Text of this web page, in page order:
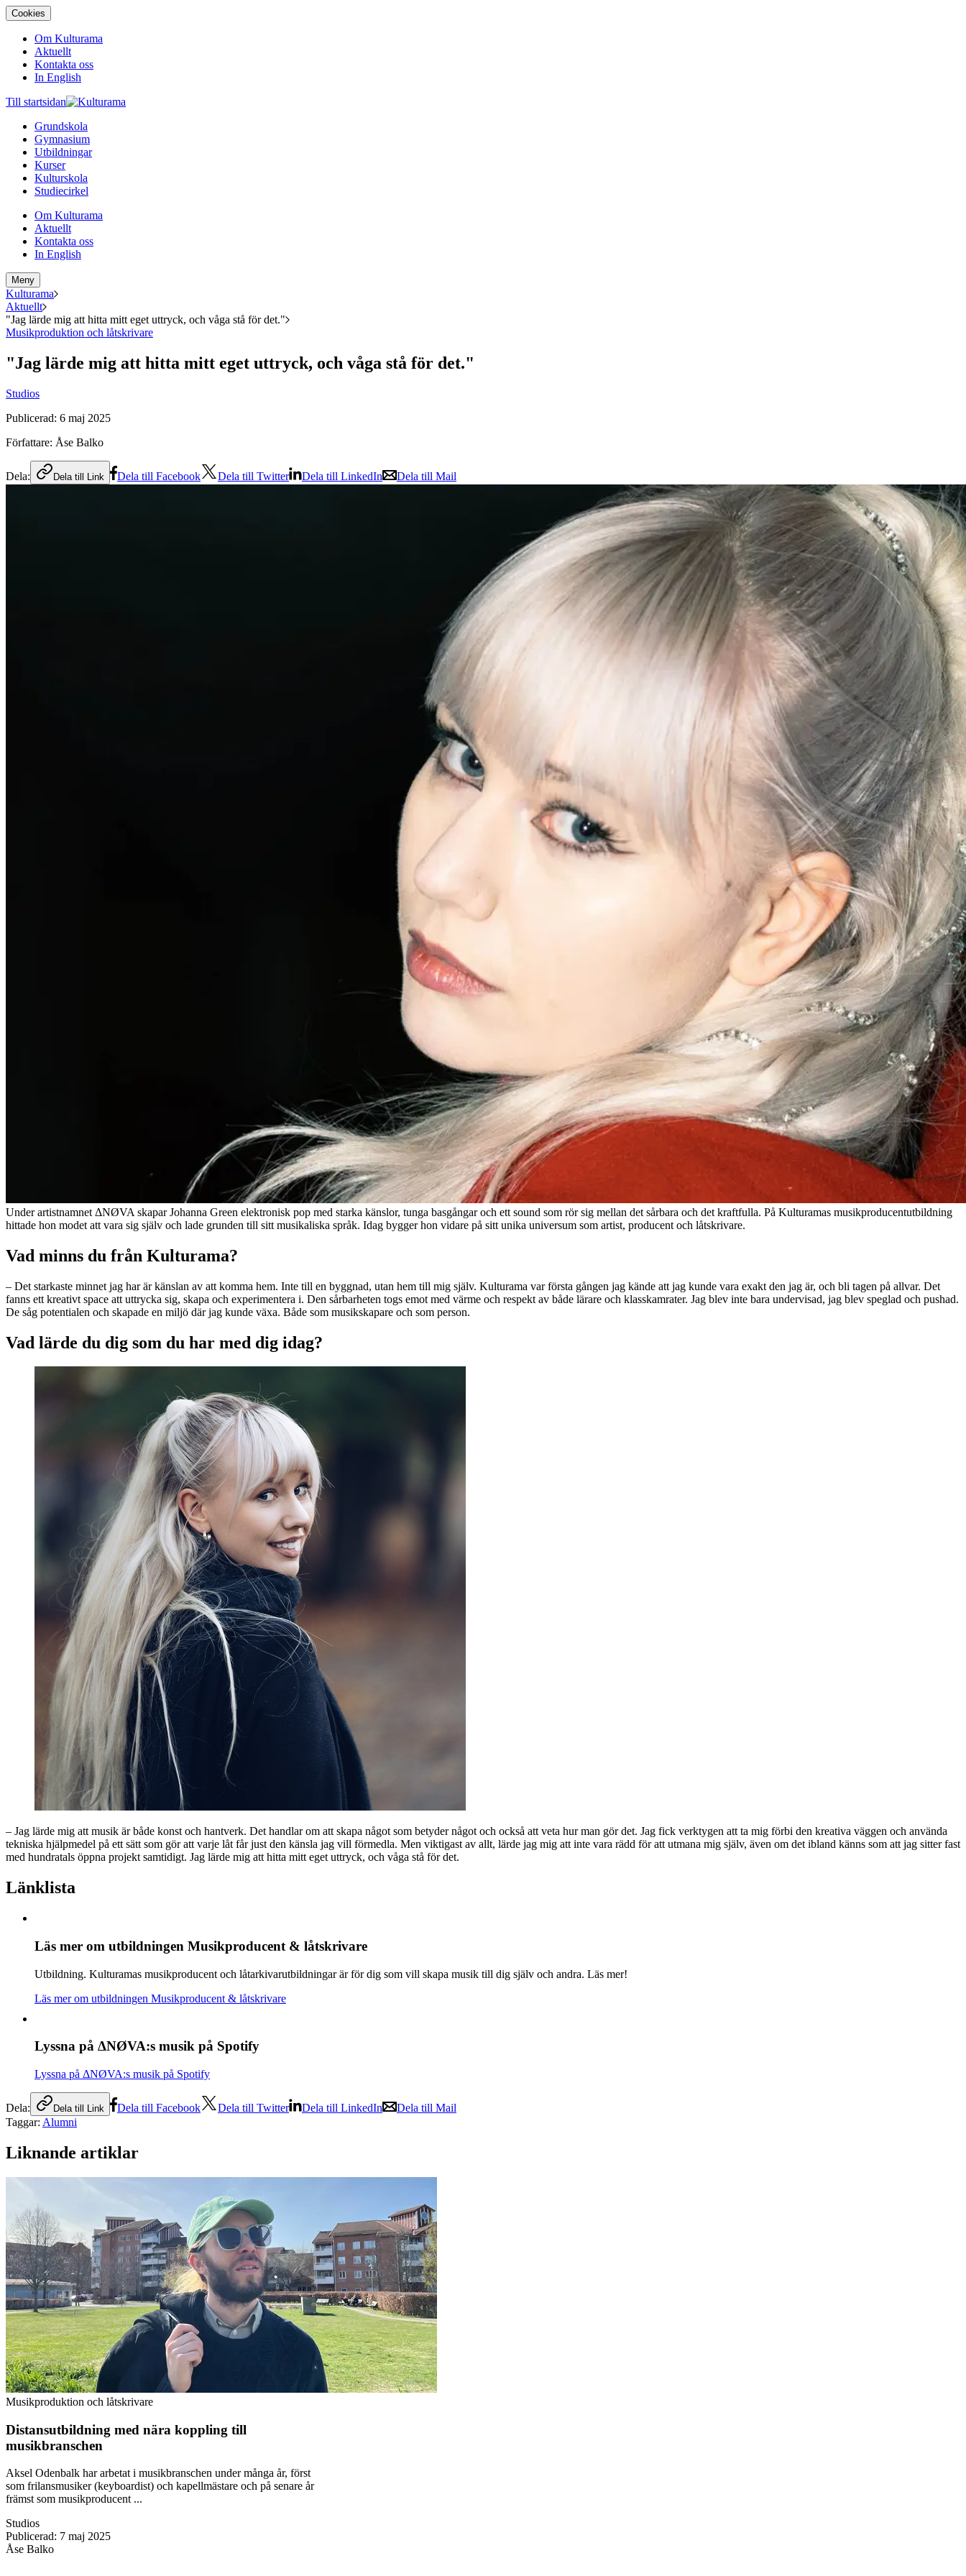
Cookies
Om Kulturama
Aktuellt
Kontakta oss
In English
Till startsidan
Grundskola
Gymnasium
Utbildningar
Kurser
Kulturskola
Studiecirkel
Om Kulturama
Aktuellt
Kontakta oss
In English
Meny
Kulturama
Aktuellt
"Jag lärde mig att hitta mitt eget uttryck, och våga stå för det."
Musikproduktion och låtskrivare
"Jag lärde mig att hitta mitt eget uttryck, och våga stå för det."
Studios
Publicerad: 6 maj 2025
Författare: Åse Balko
Dela: Dela till Link Dela till Facebook Dela till Twitter Dela till LinkedIn Dela till Mail
Under artistnamnet ΔNØVA skapar Johanna Green elektronisk pop med starka känslor, tunga basgångar och ett sound som rör sig mellan det sårbara och det kraftfulla. På Kulturamas musikproducentutbildning
hittade hon modet att vara sig själv och lade grunden till sitt musikaliska språk. Idag bygger hon vidare på sitt unika universum som artist, producent och låtskrivare.
Vad minns du från Kulturama?
– Det starkaste minnet jag har är känslan av att komma hem. Inte till en byggnad, utan hem till mig själv. Kulturama var första gången jag kände att jag kunde vara exakt den jag är, och bli tagen på allvar. Det
fanns ett kreativt space att uttrycka sig, skapa och experimentera i. Den sårbarheten togs emot med värme och respekt av både lärare och klasskamrater. Jag blev inte bara undervisad, jag blev speglad och pushad.
De såg potentialen och skapade en miljö där jag kunde växa. Både som musikskapare och som person.
Vad lärde du dig som du har med dig idag?
– Jag lärde mig att musik är både konst och hantverk. Det handlar om att skapa något som betyder något och också att veta hur man gör det. Jag fick verktygen att ta mig förbi den kreativa väggen och använda
tekniska hjälpmedel på ett sätt som gör att varje låt får just den känsla jag vill förmedla. Men viktigast av allt, lärde jag mig att inte vara rädd för att utmana mig själv, även om det ibland känns som att jag sitter fast
med hundratals öppna projekt samtidigt. Jag lärde mig att hitta mitt eget uttryck, och våga stå för det.
Länklista
Läs mer om utbildningen Musikproducent & låtskrivare
Utbildning. Kulturamas musikproducent och låtarkivarutbildningar är för dig som vill skapa musik till dig själv och andra. Läs mer!
Läs mer om utbildningen Musikproducent & låtskrivare
Lyssna på ΔNØVA:s musik på Spotify
Lyssna på ΔNØVA:s musik på Spotify
Dela: Dela till Link Dela till Facebook Dela till Twitter Dela till LinkedIn
Dela till Mail
Taggar: Alumni
Liknande artiklar
Musikproduktion och låtskrivare
Distansutbildning med nära koppling till
musikbranschen
Aksel Odenbalk har arbetat i musikbranschen under många år, först
som frilansmusiker (keyboardist) och kapellmästare och på senare år
främst som musikproducent ...
Studios
Publicerad: 7 maj 2025
Åse Balko